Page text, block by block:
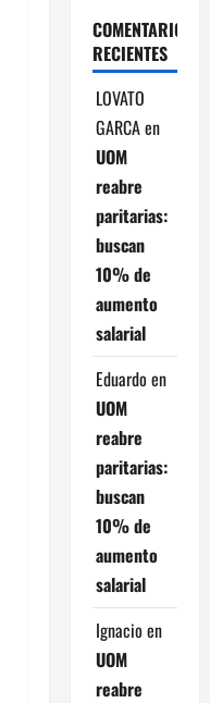
COMENTARIOS
RECIENTES
LOVATO
GARCAen
UOM
reabre
paritarias:
buscan
10% de
aumento
salarial
Eduardo en
UOM
reabre
paritarias:
buscan
10% de
aumento
salarial
Ignacio en
UOM
reabre